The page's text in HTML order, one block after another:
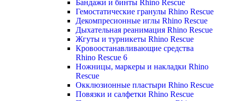
Бандажи и бинты Rhino Rescue
Гемостатические гранулы Rhino Rescue
Декомпресионные иглы Rhino Rescue
Дыхательная реанимация Rhino Rescue
Жгуты и турникеты Rhino Rescue
Кровоостанавливающие средства
Rhino Rescue 6
Ножницы, маркеры и накладки Rhino
Rescue
Окклюзионные пластыри Rhino Rescue
Повязки и салфетки Rhino Rescue